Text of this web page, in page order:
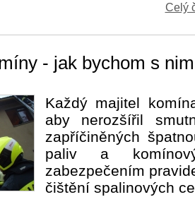
Celý
- jak bychom s
Každý majitel
aby nerozšířil
zapříčiněných
paliv a
zabezpečením
čištění spalinových